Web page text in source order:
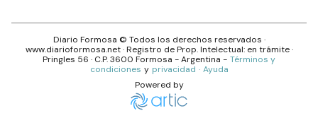
Diario Formosa © Todos los derechos reservados ·
www.diarioformosa.net · Registro de Prop. Intelectual: en trámite ·
Pringles 56 · C.P.3600 Formosa - Argentina - Términos y
condiciones y privacidad · Ayuda
Powered by